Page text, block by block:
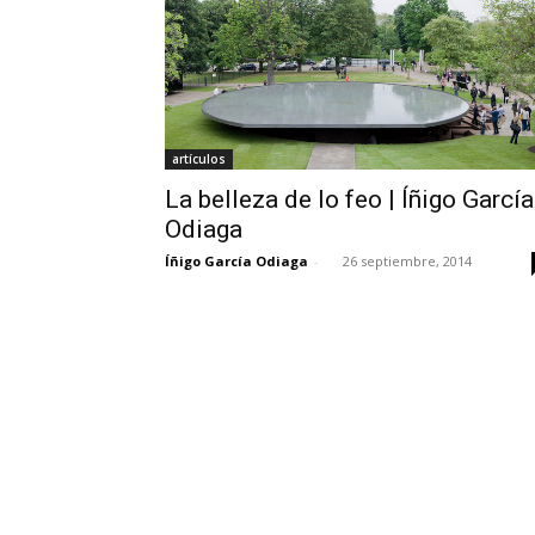
artículos
La belleza de lo feo | Íñigo García
Odiaga
Íñigo García Odiaga - 26 septiembre, 2014